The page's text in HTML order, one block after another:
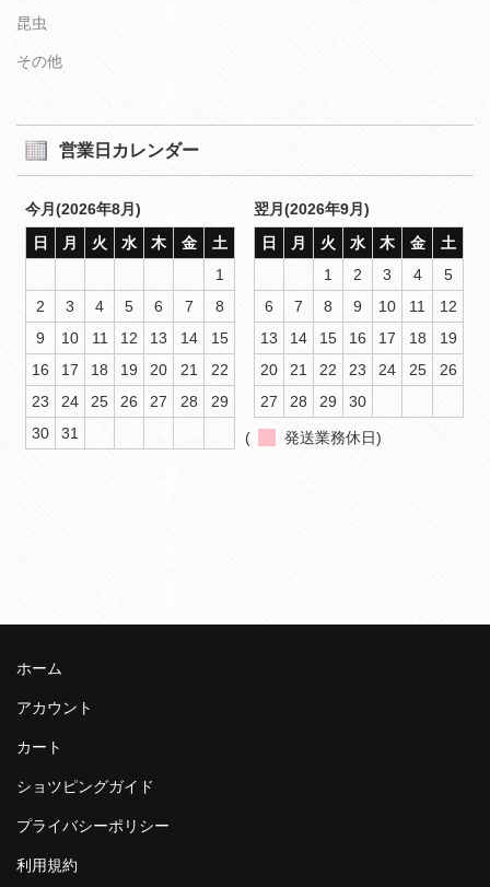
昆虫
その他
営業日カレンダー
今月(2026年8月)
日
月 火 水 木 金
土
1
2
3 4 5 6 7
8
9
10 11 12 13 14
15
16
17 18 19 20 21
22
23
24 25 26 27 28
29
30
31
翌月(2026年9月)
日
月 火 水 木 金
土
1
2 3 4
5
6
7 8 9 10 11
12
13
14 15 16 17 18
19
20
21 22 23 24 25
26
27
28 29 30
( 発送業務休日)
ホーム
アカウント
カート
ショツピングガイド
プライバシーポリシー
利用規約